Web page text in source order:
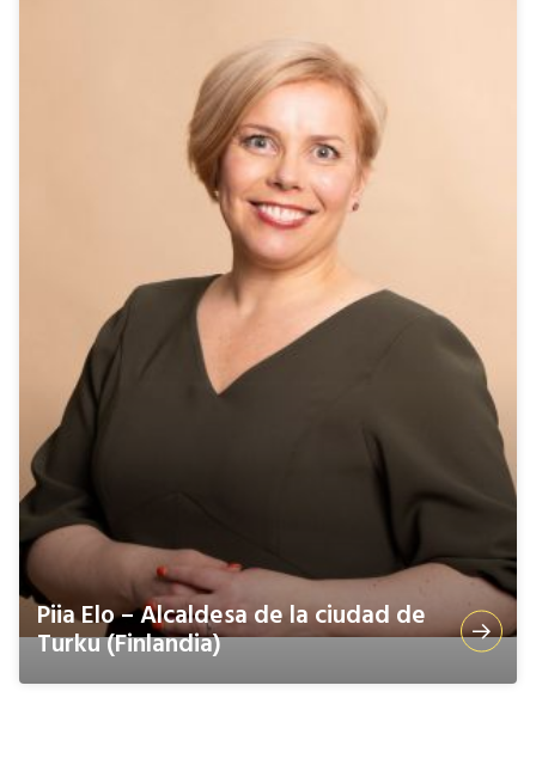
Piia Elo – Alcaldesa de la ciudad de
Turku (Finlandia)